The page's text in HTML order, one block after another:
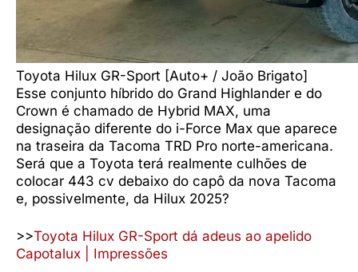
Toyota Hilux GR-Sport [Auto+ / João Brigato]
Esse conjunto híbrido do Grand Highlander e do
Crown é chamado de Hybrid MAX, uma
designação diferente do i-Force Max que aparece
na traseira da Tacoma TRD Pro norte-americana.
Será que a Toyota terá realmente culhões de
colocar 443 cv debaixo do capô da nova Tacoma
e, possivelmente, da Hilux 2025?
>>Toyota Hilux GR-Sport dá adeus ao apelido
Capotalux | Impressões